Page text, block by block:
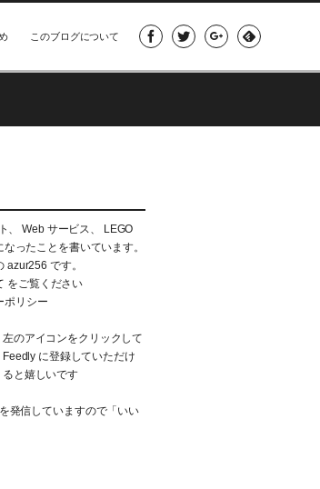
このブログについて
、 Web サービス、 LEGO
なったことを書いています。
azur256 です。
をご覧ください
ポリシー
左のアイコンをクリックして
Feedly に登録していただけ
ると嬉しいです
発信していますので「いい